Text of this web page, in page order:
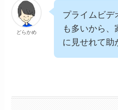
どらかめ
プライムビデ
も多いから、
に見せれて助